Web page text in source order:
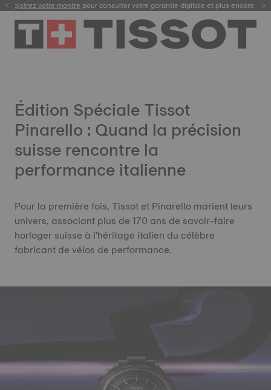
votre montre pour consulter votre garantie digitale et plus encore.
Édition Spéciale Tissot
Pinarello : Quand la précision
suisse rencontre la
performance italienne
Pour la première fois, Tissot et Pinarello marient leurs
univers, associant plus de 170 ans de savoir-faire
horloger suisse à l'héritage italien du célèbre
fabricant de vélos de performance.